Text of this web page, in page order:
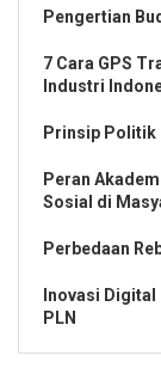
Pengertian
7 Cara GPS
Industri
Prinsip Politik
Peran
Sosial di
Perbedaan
Inovasi
PLN